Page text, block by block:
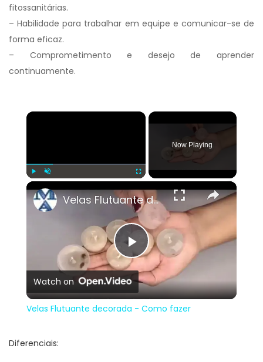
fitossanitárias.
– Habilidade para trabalhar em equipe e comunicar-se de
forma eficaz.
– Comprometimento e desejo de aprender
continuamente.
×
Now Playing
×
Play
Video
Velas Flutuante decorada - Como fazer
Watch on
Velas Flutuante decorada - Como fazer
Diferenciais: